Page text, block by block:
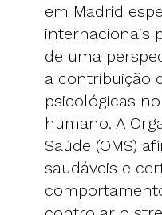
em Madrid
internacionais
de uma
a contribuição
psicológicas
humano. A
Saúde (OMS)
saudáveis ​​e